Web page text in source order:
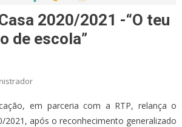
2020/2021 -“O teu
de escola”
em parceria com a RTP, relança o
2021, após o reconhecimento generalizado